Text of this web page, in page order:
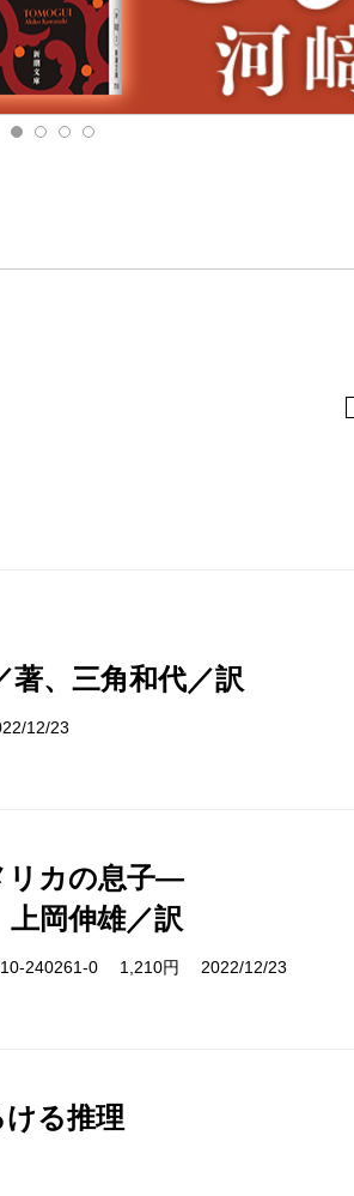
、三角和代／訳
12/23
リカの息子―
岡伸雄／訳
10-240261-0 1,210円 2022/12/23
る推理